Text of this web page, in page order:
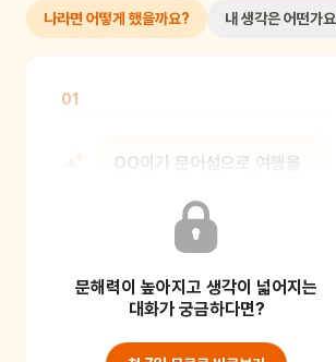
나라면 어떻게 했을까요? 내 생각은 어떤가
01
OO이가 문어섬으로 여행을
싶을 것 같아?
예) 수영섬이요. 수영장에서 문어
미끄럼틀을 타는 게 정말 재미있을 것
문해력이 높아지고 생각이 넓어지는
대화가 궁금하다면?